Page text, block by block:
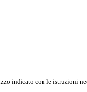
indicato con le istruzioni